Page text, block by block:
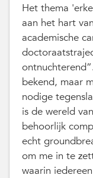
Het thema
aan het hart
academische
bekend, maar
nodige
is de wereld
behoorlijk
echt
om me in te
waarin